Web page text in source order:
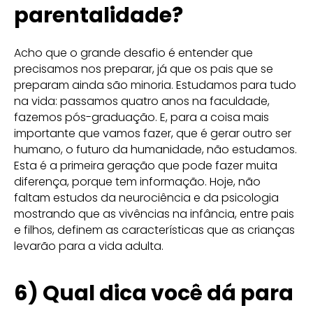
parentalidade?
Acho que o grande desafio é entender que
precisamos nos preparar, já que os pais que se
preparam ainda são minoria. Estudamos para tudo
na vida: passamos quatro anos na faculdade,
fazemos pós-graduação. E, para a coisa mais
importante que vamos fazer, que é gerar outro ser
humano, o futuro da humanidade, não estudamos.
Esta é a primeira geração que pode fazer muita
diferença, porque tem informação. Hoje, não
faltam estudos da neurociência e da psicologia
mostrando que as vivências na infância, entre pais
e filhos, definem as características que as crianças
levarão para a vida adulta.
6) Qual dica você dá para